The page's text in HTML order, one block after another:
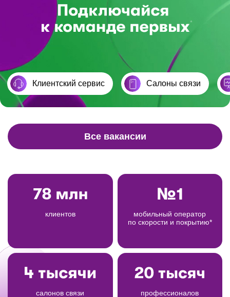
Клиентский сервис Cалоны связи
Все вакансии
клиентов
мобильный оператор
по скорости и покрытию*
салонов связи
профессионалов